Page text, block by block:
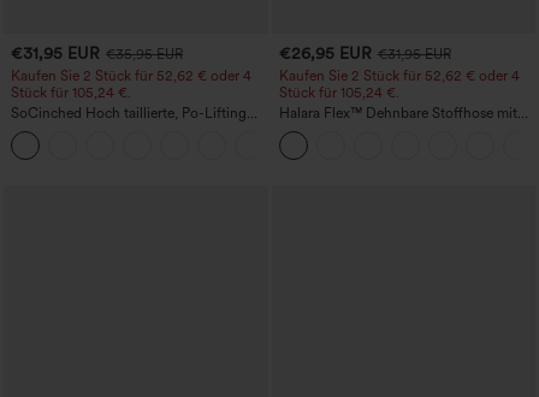
€31,95 EUR €35,95 EUR
Kaufen Sie 2 Stück für 52,62 € oder 4
Stück für 105,24 €.
SoCinched Hoch taillierte, Po-Lifting
7/8-Trainingsleggings mit
Bauchkontrolle und Seitentaschen
€26,95 EUR €31,95 EUR
Kaufen Sie 2 Stück für 52,62 € oder 4
Stück für 105,24 €.
Halara Flex™ Dehnbare Stoffhose mit
hohem Bund, Waffelmuster,
Seitentaschen und weitem Bein